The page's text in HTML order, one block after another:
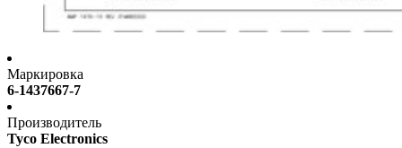
Маркировка
6-1437667-7
Производитель
Tyco Electronics